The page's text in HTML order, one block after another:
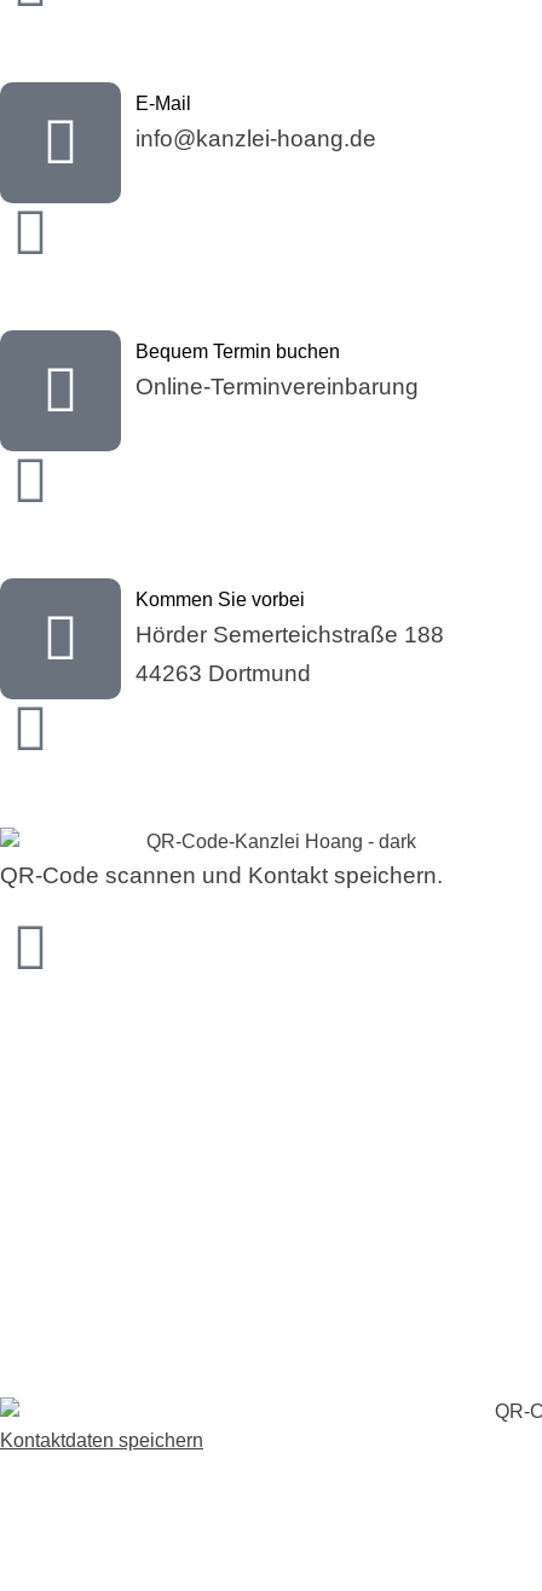
E-Mail
info@kanzlei-hoang.de
Bequem Termin buchen
Online-Terminvereinbarung
Kommen Sie vorbei
Hörder Semerteichstraße 188
44263 Dortmund
QR-Code scannen und Kontakt speichern.
Kontaktdaten speichern